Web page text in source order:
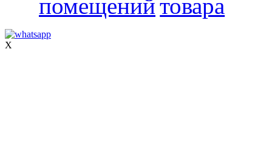
помещенийтовара
X